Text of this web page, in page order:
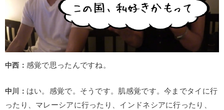
中西： 感覚で思ったんですね。
中川： はい。感覚で。そうです。肌感覚です。今までタイに行
ったり、マレーシアに行ったり、インドネシアに行ったり、